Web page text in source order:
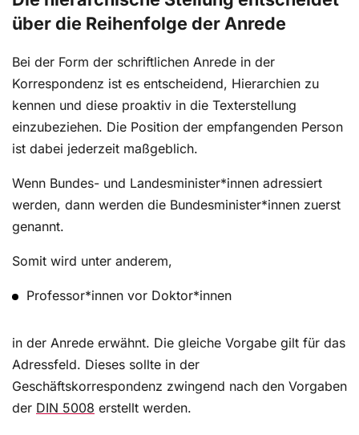
über die Reihenfolge der Anrede
Bei der Form der schriftlichen Anrede in der
Korrespondenz ist es entscheidend, Hierarchien zu
kennen und diese proaktiv in die Texterstellung
einzubeziehen. Die Position der empfangenden Person
ist dabei jederzeit maßgeblich.
Wenn Bundes- und Landesminister*innen adressiert
werden, dann werden die Bundesminister*innen zuerst
genannt.
Somit wird unter anderem,
Professor*innen vor Doktor*innen
in der Anrede erwähnt. Die gleiche Vorgabe gilt für das
Adressfeld. Dieses sollte in der
Geschäftskorrespondenz zwingend nach den Vorgaben
der DIN 5008 erstellt werden.